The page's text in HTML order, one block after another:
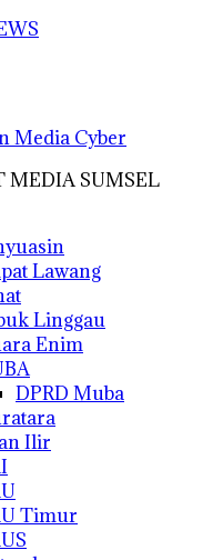
Media Cyber
MEDIA SUMSEL
Lawang
Linggau
Enim
DPRD Muba
Ilir
Timur